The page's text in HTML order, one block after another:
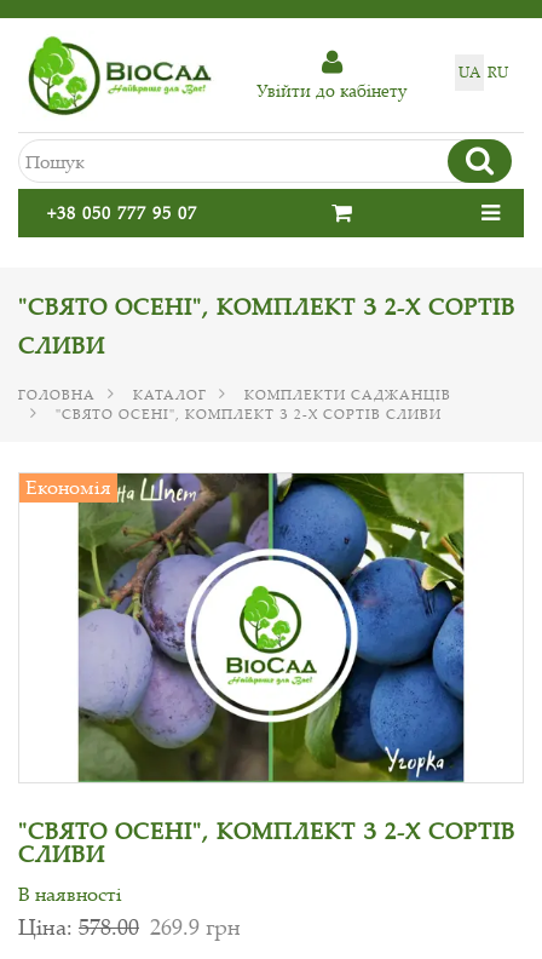
UA RU
Увiйти до кабiнету
+38 050 777 95 07
"СВЯТО ОСЕНІ", КОМПЛЕКТ З 2-Х СОРТІВ
СЛИВИ
ГОЛОВНА КАТАЛОГ
КОМПЛЕКТИ САДЖАНЦІВ
"СВЯТО ОСЕНІ", КОМПЛЕКТ З 2-Х СОРТІВ СЛИВИ
Економія
"СВЯТО ОСЕНІ", КОМПЛЕКТ З 2-Х СОРТІВ
СЛИВИ
В наявності
Ціна: 578.00 269.9 грн